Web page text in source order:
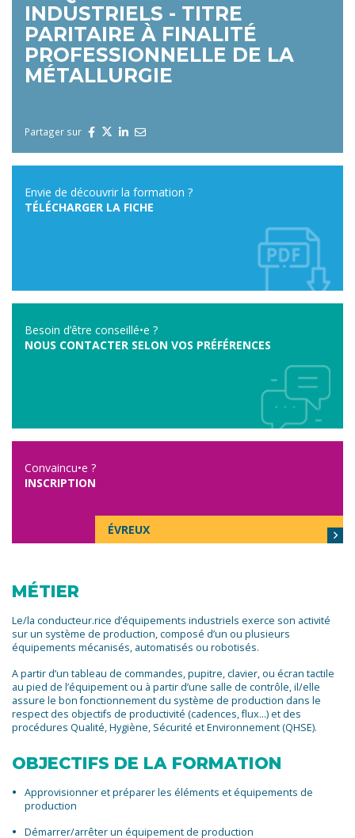
INDUSTRIELS - TITRE
PARITAIRE À FINALITÉ
PROFESSIONNELLE DE LA
MÉTALLURGIE
Partager sur
Envie de découvrir la formation ?
TÉLÉCHARGER LA FICHE
Besoin d’être conseillé•e ?
NOUS CONTACTER SELON VOS PRÉFÉRENCES
Convaincu•e ?
INSCRIPTION
ÉVREUX
MÉTIER
Le/la conducteur.rice d’équipements industriels exerce son activité
sur un système de production, composé d’un ou plusieurs
équipements mécanisés, automatisés ou robotisés.
A partir d’un tableau de commandes, pupitre, clavier, ou écran tactile
au pied de l’équipement ou à partir d’une salle de contrôle, il/elle
assure le bon fonctionnement du système de production dans le
respect des objectifs de productivité (cadences, flux…) et des
procédures Qualité, Hygiène, Sécurité et Environnement (QHSE).
OBJECTIFS DE LA FORMATION
Approvisionner et préparer les éléments et équipements de
production
Démarrer/arrêter un équipement de production